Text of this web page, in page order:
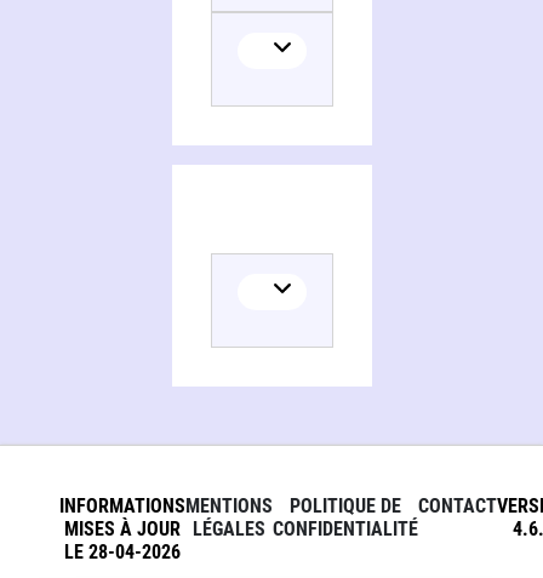
INFORMATIONS
MISES À JOUR
LE 28-04-2026
MENTIONS
LÉGALES
POLITIQUE DE
CONFIDENTIALITÉ
CONTACT